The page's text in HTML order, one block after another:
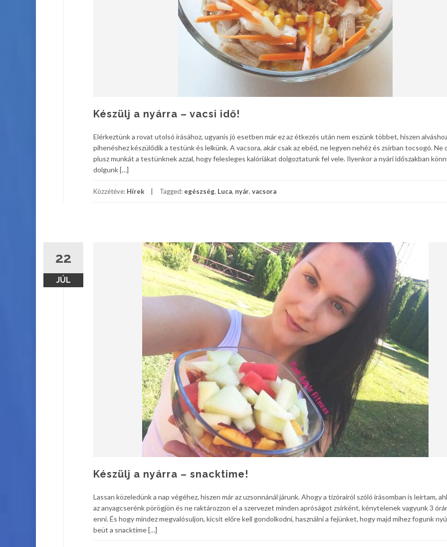
Készülj a nyárra – vacsi idő!
Elérkeztünk a rovat utolsó írásához, ugyanis jó esetben már ez az étkezés után nem eszünk többet, hiszen
pihenéshez készülődik a testünk és lelkünk. A vacsora, akár csak az ebéd, ne legyen nehéz és zsírban tocsogó. Ne
plusz munkát a testünknek azzal, hogy felesleges kalóriákat dolgoztatunk fel vele. Ilyenkor a nyári időszakban
dolgunk […]
Közzétéve: Hírek Tagged: egészség, Luca, nyár, vacsora
22
JÚL
Készülj a nyárra – snacktime!
Lassan közeledünk a nap végéhez, hiszen már az uzsonnánál járunk. Ahogy a tízórairól szóló írásomban is leírtam,
az anyagcserénk pörögjön és ne raktározzon el a szervezet minden apróságot zsírként, kénytelenek vagyunk 3
enni. És hogy mindez megvalósuljon, kicsit előre kell gondolkodni, használni a fejünket, hogy majd mihez fogunk
beüt a snacktime […]